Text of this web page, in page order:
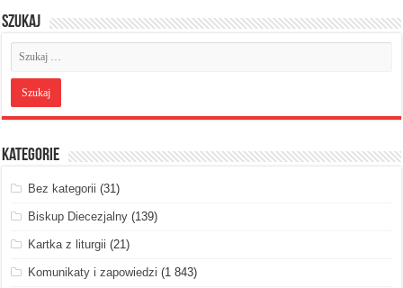
Szukaj
Kategorie
Bez kategorii (31)
Biskup Diecezjalny (139)
Kartka z liturgii (21)
Komunikaty i zapowiedzi (1 843)